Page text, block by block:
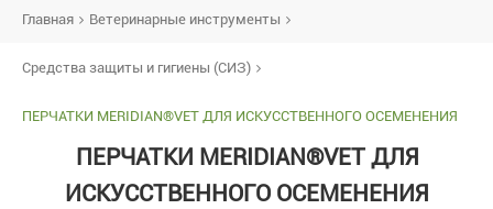
Главная Ветеринарные инструменты
Средства защиты и гигиены (СИЗ)
ПЕРЧАТКИ MERIDIAN®VET ДЛЯ ИСКУССТВЕННОГО ОСЕМЕНЕНИЯ
ПЕРЧАТКИ MERIDIAN®VET ДЛЯ
ИСКУССТВЕННОГО ОСЕМЕНЕНИЯ